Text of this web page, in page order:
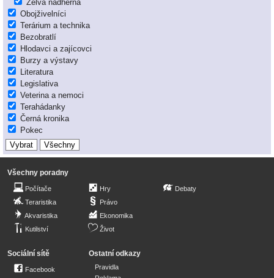
Želva nádherná
Obojživelníci
Terárium a technika
Bezobratlí
Hlodavci a zajícovci
Burzy a výstavy
Literatura
Legislativa
Veterina a nemoci
Terahádanky
Černá kronika
Pokec
Všechny poradny
Počítače
Teraristika
Akvaristika
Kutilství
Hry
Právo
Ekonomika
Život
Debaty
Sociální sítě
Facebook
Ostatní odkazy
Pravidla